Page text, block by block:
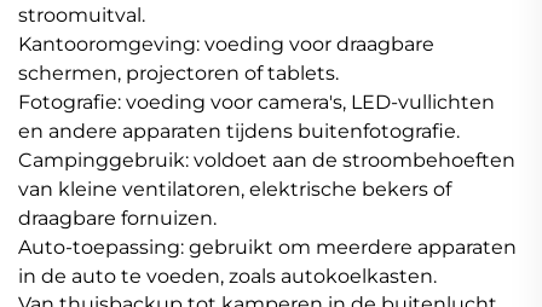
stroomuitval.
Kantooromgeving: voeding voor draagbare
schermen, projectoren of tablets.
Fotografie: voeding voor camera's, LED-vullichten
en andere apparaten tijdens buitenfotografie.
Campinggebruik: voldoet aan de stroombehoeften
van kleine ventilatoren, elektrische bekers of
draagbare fornuizen.
Auto-toepassing: gebruikt om meerdere apparaten
in de auto te voeden, zoals autokoelkasten.